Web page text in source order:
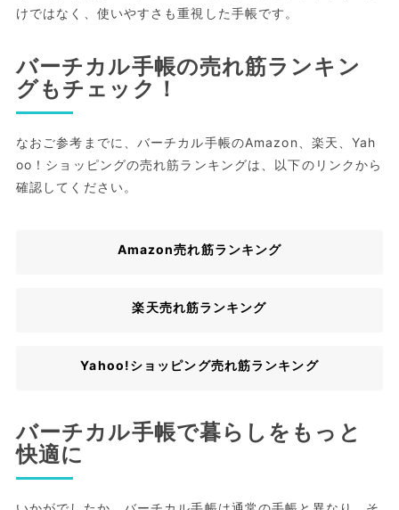
けではなく、使いやすさも重視した手帳です。
バーチカル手帳の売れ筋ランキン
グもチェック！
なおご参考までに、バーチカル手帳のAmazon、楽天、Yah
oo！ショッピングの売れ筋ランキングは、以下のリンクから
確認してください。
Amazon売れ筋ランキング
楽天売れ筋ランキング
Yahoo!ショッピング売れ筋ランキング
バーチカル手帳で暮らしをもっと
快適に